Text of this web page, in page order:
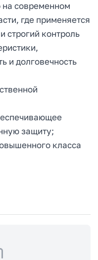
современном
где применяется
строгий контроль
и долговечность
защиту;
класса